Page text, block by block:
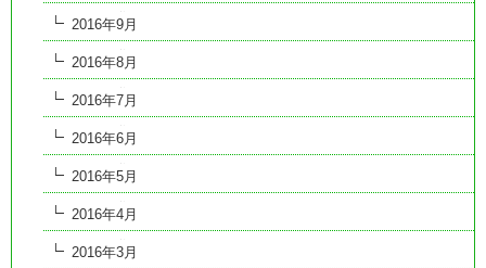
2016年9月
2016年8月
2016年7月
2016年6月
2016年5月
2016年4月
2016年3月